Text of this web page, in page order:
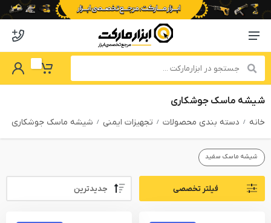
Menu Navigation
My Basket
Password
شیشه ماسک جوشکاری
خانه دسته بندی محصولات تجهیزات ایمنی شیشه ماسک جوشکاری
شیشه ماسک سفید
PRODUCTS FILTERفیلتر تخصصی